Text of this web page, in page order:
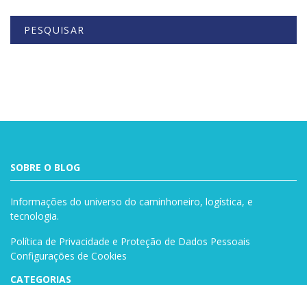
PESQUISAR
SOBRE O BLOG
Informações do universo do caminhoneiro, logística, e
tecnologia.
Política de Privacidade e Proteção de Dados Pessoais
Configurações de Cookies
CATEGORIAS